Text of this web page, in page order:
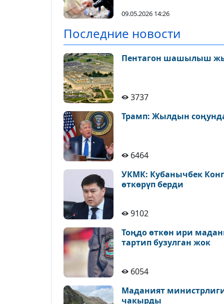
09.05.2026 14:26
Последние новости
Пентагон шашылыш
3737
Трамп: Жылдын
6464
УКМК: Кубанычбек
өткөрүп берди
9102
Тоңдо өткөн ири
тартип бузулган жок
6054
Маданият
чакырды